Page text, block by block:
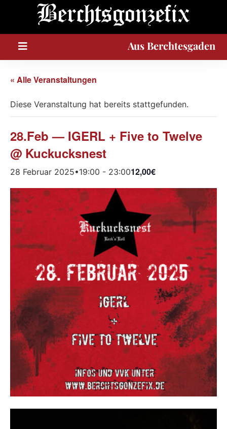
Aus Berchtesgaden
« Alle Veranstaltungen
Diese Veranstaltung hat bereits stattgefunden.
28.Feb — IGERL + Five to Twelve
@ Kuckucksnest
28 Februar 2025•19:00 - 23:0012,00€